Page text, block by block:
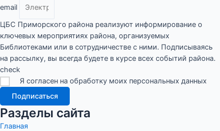
email
ЦБС Приморского района реализуют информирование о
ключевых мероприятиях района, организуемых
Библиотеками или в сотрудничестве с ними. Подписываясь
на рассылку, вы всегда будете в курсе всех событий района.
check
Я согласен на обработку моих персональных данных
Подписаться
Разделы сайта
Главная